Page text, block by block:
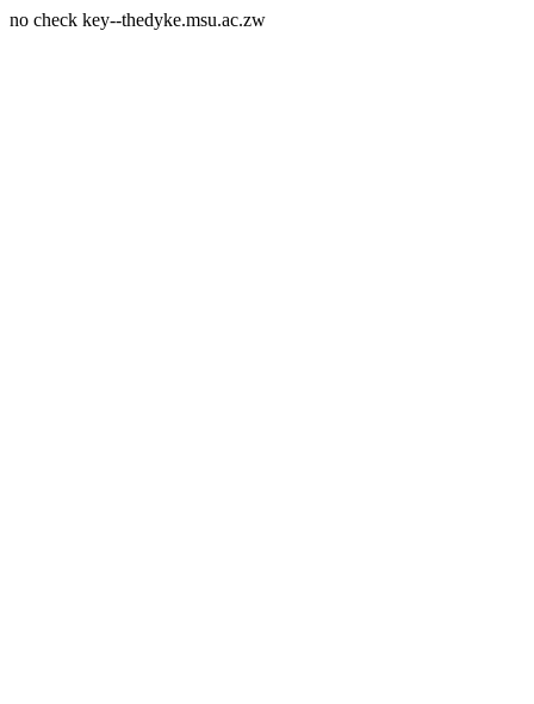
no check key--thedyke.msu.ac.zw